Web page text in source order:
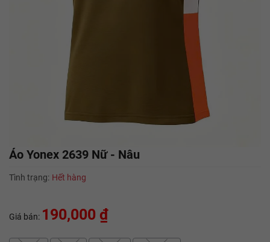
Áo Yonex 2639 Nữ - Nâu
Tình trạng: Hết hàng
Giá bán: 190,000 ₫